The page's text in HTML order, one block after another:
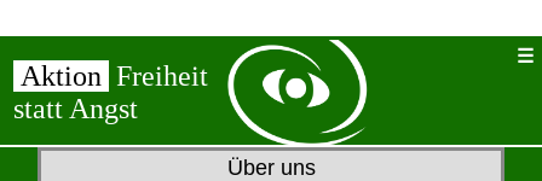
Aktion Freiheit
statt Angst
Über uns